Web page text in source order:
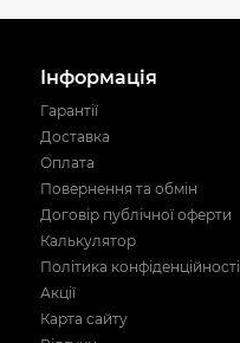
Інформація
Гарантії
Доставка
Оплата
Повернення та обмін
Договір публічної оферти
Калькулятор
Політика конфіденційності
Акції
Карта сайту